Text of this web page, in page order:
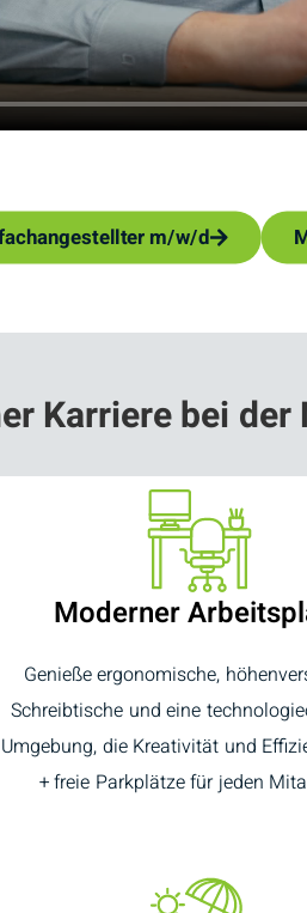
m/w/d
Karriere bei der
Moderner
Genieße ergonomische,
Schreibtische und eine
Umgebung, die Kreativität und
+ freie Parkplätze für jeden